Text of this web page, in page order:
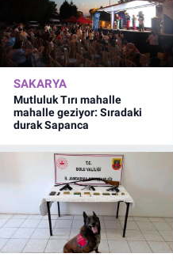
SAKARYA
Mutluluk Tırı mahalle
mahalle geziyor: Sıradaki
durak Sapanca